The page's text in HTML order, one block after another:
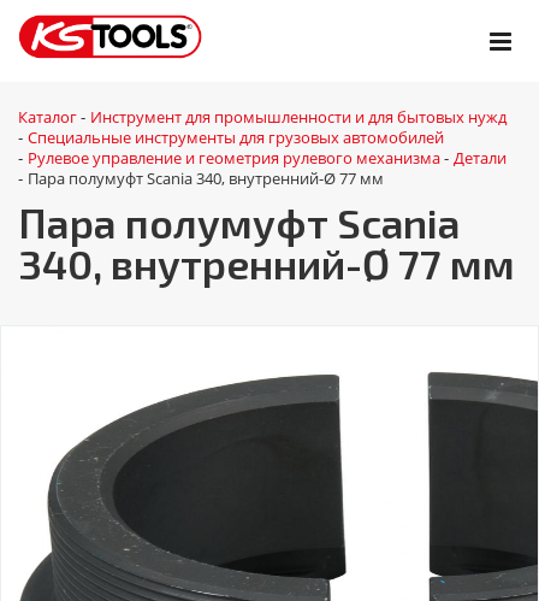
Каталог - Инструмент для промышленности и для бытовых нужд
- Специальные инструменты для грузовых автомобилей
- Рулевое управление и геометрия рулевого механизма - Детали
- Пара полумуфт Scania 340, внутренний-Ø 77 мм
Пара полумуфт Scania
340, внутренний-Ø 77 мм